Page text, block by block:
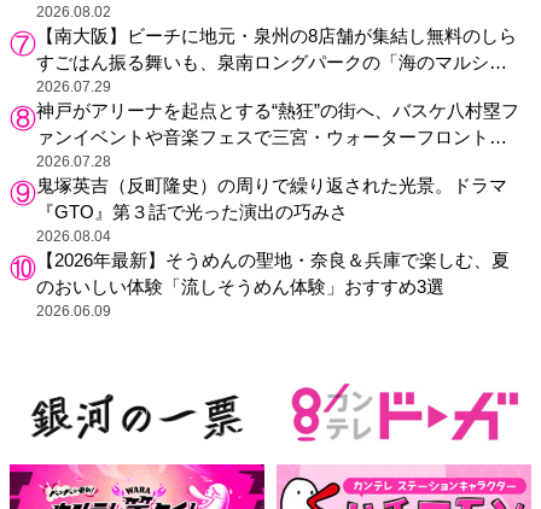
2026.08.02
【南大阪】ビーチに地元・泉州の8店舗が集結し無料のしら
すごはん振る舞いも、泉南ロングパークの「海のマルシ
ェ」がリニューアル！
2026.07.29
神戸がアリーナを起点とする“熱狂”の街へ、バスケ八村塁フ
ァンイベントや音楽フェスで三宮・ウォーターフロントを
活性化
2026.07.28
鬼塚英吉（反町隆史）の周りで繰り返された光景。ドラマ
『GTO』第３話で光った演出の巧みさ
2026.08.04
【2026年最新】そうめんの聖地・奈良＆兵庫で楽しむ、夏
のおいしい体験「流しそうめん体験」おすすめ3選
2026.06.09